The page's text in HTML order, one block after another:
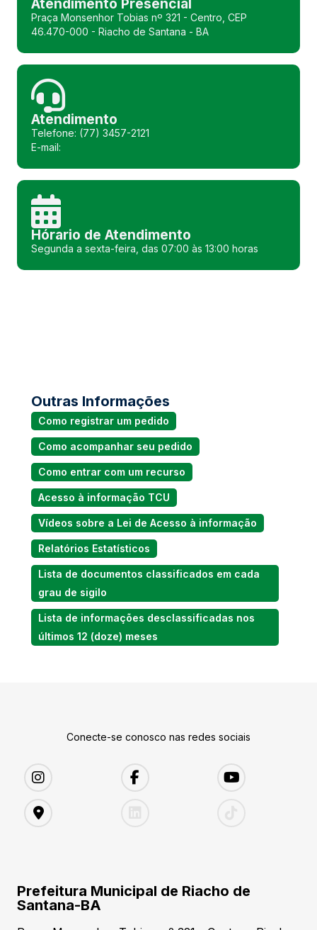
Atendimento Presencial
Praça Monsenhor Tobias nº 321 - Centro, CEP
46.470-000 - Riacho de Santana - BA
Atendimento
Telefone: (77) 3457-2121
E-mail:
Hórario de Atendimento
Segunda a sexta-feira, das 07:00 às 13:00 horas
Outras Informações
Como registrar um pedido
Como acompanhar seu pedido
Como entrar com um recurso
Acesso à informação TCU
Vídeos sobre a Lei de Acesso à informação
Relatórios Estatísticos
Lista de documentos classificados em cada
grau de sigilo
Lista de informações desclassificadas nos
últimos 12 (doze) meses
Conecte-se conosco nas redes sociais
Prefeitura Municipal de Riacho de
Santana-BA